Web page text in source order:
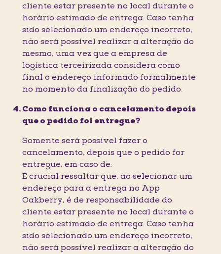
cliente estar presente no local durante o
horário estimado de entrega. Caso tenha
sido selecionado um endereço incorreto,
não será possível realizar a alteração do
mesmo, uma vez que a empresa de
logística terceirizada considera como
final o endereço informado formalmente
no momento da finalização do pedido.
Como funciona o cancelamento depois
que o pedido foi entregue?
Somente será possível fazer o
cancelamento, depois que o pedido for
entregue, em caso de:
É crucial ressaltar que, ao selecionar um
endereço para a entrega no App
Oakberry, é de responsabilidade do
cliente estar presente no local durante o
horário estimado de entrega. Caso tenha
sido selecionado um endereço incorreto,
não será possível realizar a alteração do